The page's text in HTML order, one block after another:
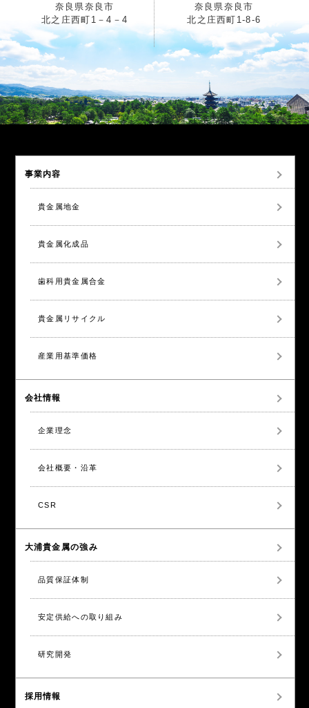
奈良県奈良市
北之庄西町1－4－4
奈良県奈良市
北之庄西町1-8-6
事業内容
貴金属地金
貴金属化成品
歯科用貴金属合金
貴金属リサイクル
産業用基準価格
会社情報
企業理念
会社概要・沿革
CSR
大浦貴金属の強み
品質保証体制
安定供給への取り組み
研究開発
採用情報